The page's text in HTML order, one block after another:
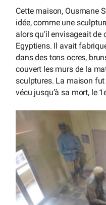
Cette maison, Ousmane
idée, comme une
alors qu’il envisageait de
Egyptiens. Il avait
dans des tons ocres,
couvert les murs de la
sculptures. La maison
vécu jusqu’à sa mort, le